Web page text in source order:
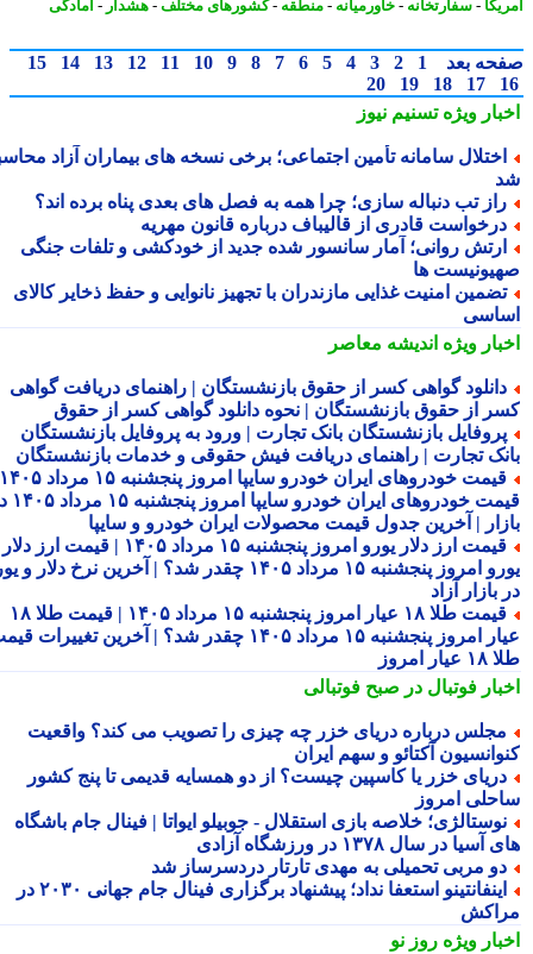
- سفارتخانه-خاورمیانه-منطقه-کشورهای مختلف-هشدار-آمادگی
بعد 1
2
3
4
5
6
7
8
9
10
11
12
13
14
15
17
18
19
20
ویژهتسنیم نیوز
سامانه تأمین اجتماعی؛ برخی نسخه های بیماران آزاد محاسبه
تب دنباله سازی؛ چرا همه به فصل های بعدی پناه برده اند؟
قادری از قالیباف درباره قانون مهریه
روانی؛ آمار سانسور شده جدید از خودکشی و تلفات جنگی
ها
امنیت غذایی مازندران با تجهیز نانوایی و حفظ ذخایر کالای
ویژهاندیشه معاصر
گواهی کسر از حقوق بازنشستگان | راهنمای دریافت گواهی
از حقوق بازنشستگان | نحوه دانلود گواهی کسر از حقوق
بازنشستگان بانک تجارت | ورود به پروفایل بازنشستگان
تجارت | راهنمای دریافت فیش حقوقی و خدمات بازنشستگان
قیمت خودروهای ایران خودرو سایپا امروز پنجشنبه ۱۵ مرداد ۱۴۰۵ |
قیمت خودروهای ایران خودرو سایپا امروز پنجشنبه ۱۵ مرداد ۱۴۰۵ در
| آخرین جدول قیمت محصولات ایران خودرو و سایپا
قیمت ارز دلار یورو امروز پنجشنبه ۱۵ مرداد ۱۴۰۵ | قیمت ارز دلار
یورو امروز پنجشنبه ۱۵ مرداد ۱۴۰۵ چقدر شد؟ | آخرین نرخ دلار و یورو
آزاد
قیمت طلا ۱۸ عیار امروز پنجشنبه ۱۵ مرداد ۱۴۰۵ | قیمت طلا ۱۸
عیار امروز پنجشنبه ۱۵ مرداد ۱۴۰۵ چقدر شد؟ | آخرین تغییرات قیمت
امروز
فوتبال در صبح فوتبالی
درباره دریای خزر چه چیزی را تصویب می کند؟ واقعیت
آکتائو و سهم ایران
خزر یا کاسپین چیست؟ از دو همسایه قدیمی تا پنج کشور
امروز
خلاصه بازی استقلال - جوبیلو ایواتا | فینال جام باشگاه
در سال ۱۳۷۸ در ورزشگاه آزادی
مربی تحمیلی به مهدی تارتار دردسرساز شد
اینفانتینو استعفا نداد؛ پیشنهاد برگزاری فینال جام جهانی ۲۰۳۰ در
ویژهروز نو